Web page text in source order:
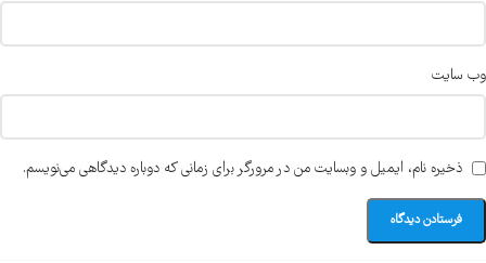
وب‌ سایت
ذخیره نام، ایمیل و وبسایت من در مرورگر برای زمانی که دوباره دیدگاهی می‌نویسم.